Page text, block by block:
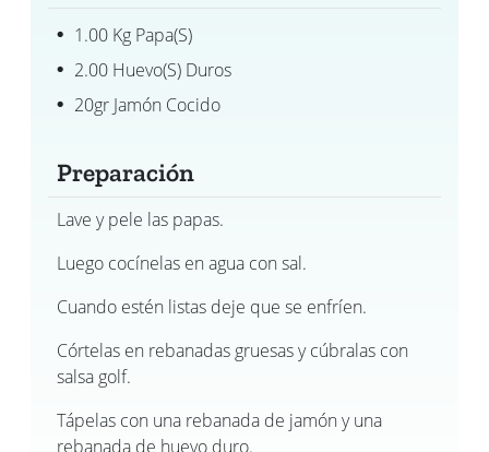
1.00 Kg Papa(s)
2.00 Huevo(s) Duros
20gr Jamón Cocido
Preparación
Lave y pele las papas.
Luego cocínelas en agua con sal.
Cuando estén listas deje que se enfríen.
Córtelas en rebanadas gruesas y cúbralas con
salsa golf.
Tápelas con una rebanada de jamón y una
rebanada de huevo duro.